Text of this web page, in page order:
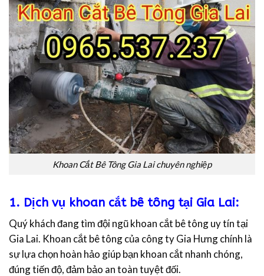
Khoan Cắt Bê Tông Gia Lai chuyên nghiệp
1. Dịch vụ khoan cắt bê tông tại Gia Lai:
Quý khách đang tìm đội ngũ khoan cắt bê tông uy tín tại
Gia Lai. Khoan cắt bê tông của công ty Gia Hưng chính là
sự lựa chọn hoàn hảo giúp bạn khoan cắt nhanh chóng,
đúng tiến độ, đảm bảo an toàn tuyệt đối.